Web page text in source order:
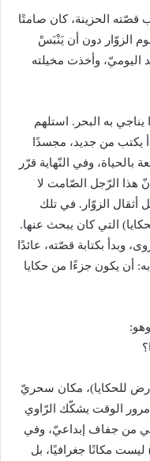
قصّته الحزينة، كان صامتًا
الزوّار دون أن يَنْبَسْ
اليوميّ، وأخذت مخيلته
به البحر .
استلهم
يكتب من جديد، مجسدًا
وفي النّهاية قرّر
هذا الرّجل الصّامت لا
الزوّار . في تلك
) التي كان يبحث عنها.
وبدأ بكتابة قصّته، عائدًا
:
أن يكون جزءًا من حكايا
:
أرض للحكايا)، مكان سحريّ
الوقت يشكّك الرّاوي
من جفاف إبداعيّ، وفي
ليست مكانًا جغرافيًا، بل